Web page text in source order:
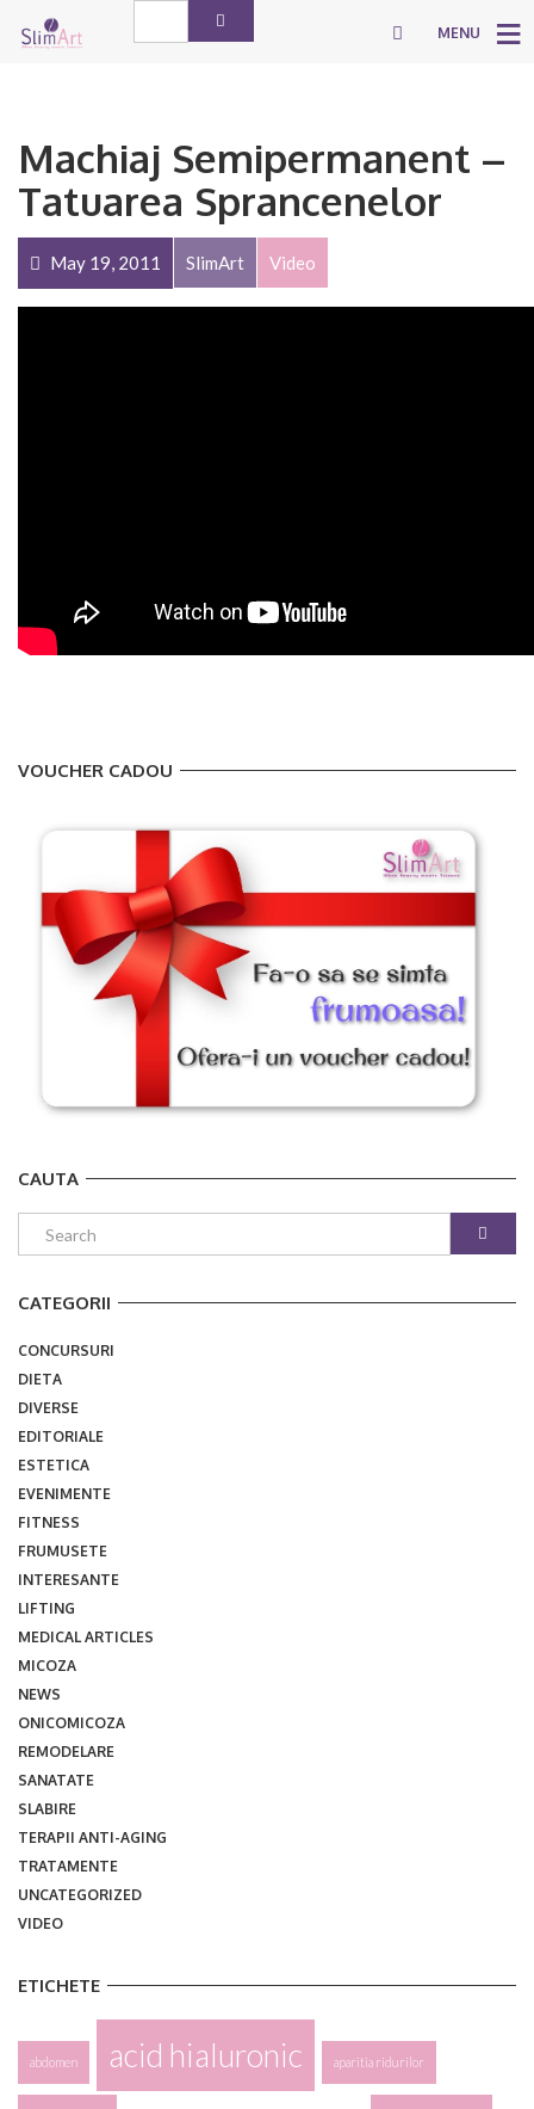
MENU
Machiaj Semipermanent –
Tatuarea Sprancenelor
May 19, 2011 SlimArt Video
VOUCHER CADOU
CAUTA
CATEGORII
CONCURSURI
DIETA
DIVERSE
EDITORIALE
ESTETICA
EVENIMENTE
FITNESS
FRUMUSETE
INTERESANTE
LIFTING
MEDICAL ARTICLES
MICOZA
NEWS
ONICOMICOZA
REMODELARE
SANATATE
SLABIRE
TERAPII ANTI-AGING
TRATAMENTE
UNCATEGORIZED
VIDEO
ETICHETE
abdomen acid hialuronic aparitia ridurilor